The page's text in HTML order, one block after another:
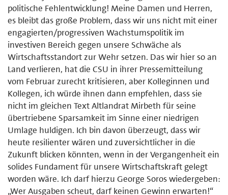
politische Fehlentwicklung! Meine Damen und Herren,
es bleibt das große Problem, dass wir uns nicht mit einer
engagierten/progressiven Wachstumspolitik im
investiven Bereich gegen unsere Schwäche als
Wirtschaftsstandort zur Wehr setzen. Das wir hier so an
Land verlieren, hat die CSU in ihrer Pressemitteilung
vom Februar zurecht kritisieren, aber Kolleginnen und
Kollegen, ich würde ihnen dann empfehlen, dass sie
nicht im gleichen Text Altlandrat Mirbeth für seine
übertriebene Sparsamkeit im Sinne einer niedrigen
Umlage huldigen. Ich bin davon überzeugt, dass wir
heute resilienter wären und zuversichtlicher in die
Zukunft blicken könnten, wenn in der Vergangenheit ein
solides Fundament für unsere Wirtschaftskraft gelegt
worden wäre. Ich darf hierzu George Soros wiedergeben:
„Wer Ausgaben scheut, darf keinen Gewinn erwarten!“